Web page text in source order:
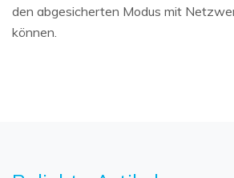
den abgesicherten Modus mit
können.